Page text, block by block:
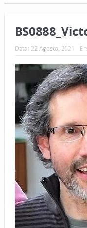
Data: 22 Agosto, 2021